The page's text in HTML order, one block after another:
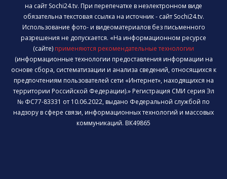
на сайт Sochi24.tv. При перепечатке в неэлектронном виде
обязательна текстовая ссылка на источник - сайт Sochi24.tv.
Использование фото- и видеоматериалов без письменного
разрешения не допускается. «На информационном ресурсе
(сайте) применяются рекомендательные технологии
(информационные технологии предоставления информации на
основе сбора, систематизации и анализа сведений, относящихся к
предпочтениям пользователей сети «Интернет», находящихся на
территории Российской Федерации).» Регистрация СМИ серия Эл
№ ФС77-83331 от 10.06.2022, выдано Федеральной службой по
надзору в сфере связи, информационных технологий и массовых
коммуникаций. ВК49865